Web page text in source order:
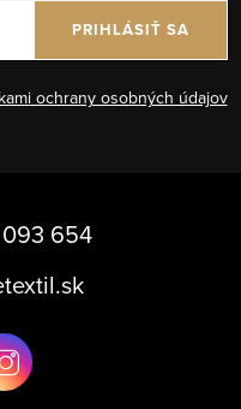
ochrany osobných údajov
PRIHLÁSIŤ SA
654